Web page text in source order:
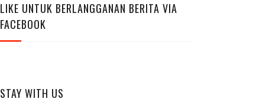
LIKE UNTUK BERLANGGANAN BERITA VIA
FACEBOOK
STAY WITH US